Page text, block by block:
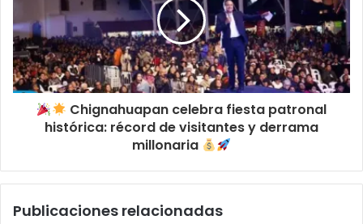
Chignahuapan celebra fiesta patronal
histórica: récord de visitantes y derrama
millonaria
Publicaciones relacionadas